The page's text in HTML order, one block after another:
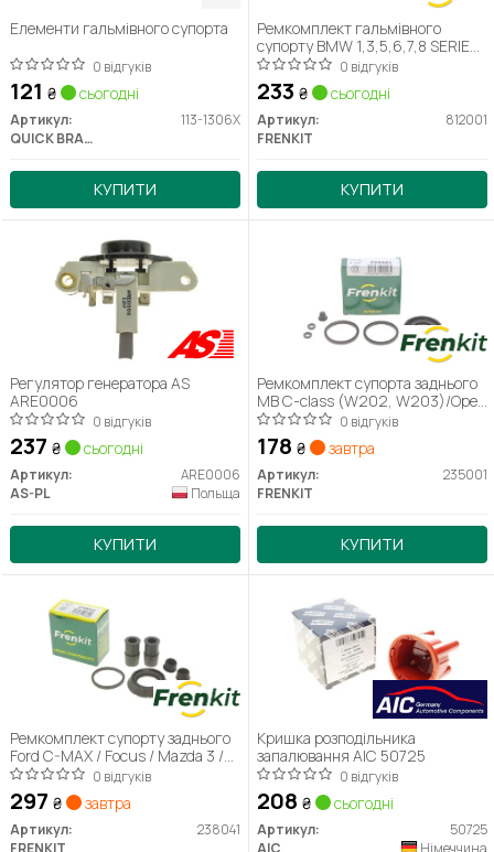
Елементи гальмівного супорта
0 відгуків
121 ₴ сьогодні
Артикул:
113-1306X
QUICK BRAKE
КУПИТИ
Ремкомплект гальмівного
супорту BMW 1,3,5,6,7,8 SERIES,
CITROEN C4,C5, EVASION, SAXO,
XSARA, PICASSO
0 відгуків
233 ₴ сьогодні
Артикул:
812001
FRENKIT
КУПИТИ
Регулятор генератора AS
ARE0006
0 відгуків
237 ₴ сьогодні
Артикул:
ARE0006
AS-PL
Польща
КУПИТИ
Ремкомплект супорта заднього
MB C-class (W202, W203)/Opel
Astra, Vectra (d=35mm)(Ate)
(235001) Frenkit
0 відгуків
178 ₴ завтра
Артикул:
235001
FRENKIT
КУПИТИ
Ремкомплект супорту заднього
Ford C-MAX / Focus / Mazda 3 /
Renault Laguna (d = 38mm)
(Ate) (238041) Frenkit
0 відгуків
297 ₴ завтра
Артикул:
238041
FRENKIT
Кришка розподільника
запалювання AIC 50725
0 відгуків
208 ₴ сьогодні
Артикул:
50725
AIC
Німеччина